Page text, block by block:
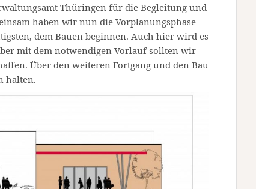
Thüringen für die Begleitung und
haben wir nun die Vorplanungsphase
dem Bauen beginnen. Auch hier wird es
mit dem notwendigen Vorlauf sollten wir
Über den weiteren Fortgang und den Bau
halten.